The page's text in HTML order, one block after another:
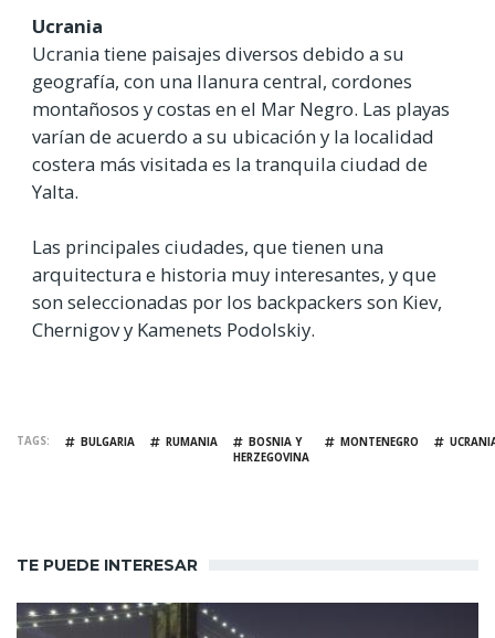
Ucrania
Ucrania tiene paisajes diversos debido a su
geografía, con una llanura central, cordones
montañosos y costas en el Mar Negro. Las playas
varían de acuerdo a su ubicación y la localidad
costera más visitada es la tranquila ciudad de
Yalta.
Las principales ciudades, que tienen una
arquitectura e historia muy interesantes, y que
son seleccionadas por los backpackers son Kiev,
Chernigov y Kamenets Podolskiy.
TAGS BULGARIA RUMANIA
BOSNIA Y
HERZEGOVINA
MONTENEGRO
TE PUEDE INTERESAR